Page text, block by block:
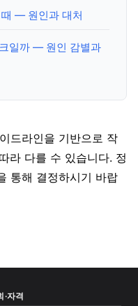
— 원인과 대처
일까 — 원인 감별과
드라인을 기반으로 작
라 다를 수 있습니다. 정
통해 결정하시기 바랍
·자격